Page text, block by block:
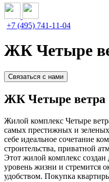
+7 (495) 741-11-04
ЖК Четыре
Связаться с нами
ЖК Четыре ветра
Жилой комплекс Четыре
самых престижных и
себе идеальное сочетание
строительства, приватной
Этот жилой комплекс создан
уровень жизни и стремится
удобством. Покупка